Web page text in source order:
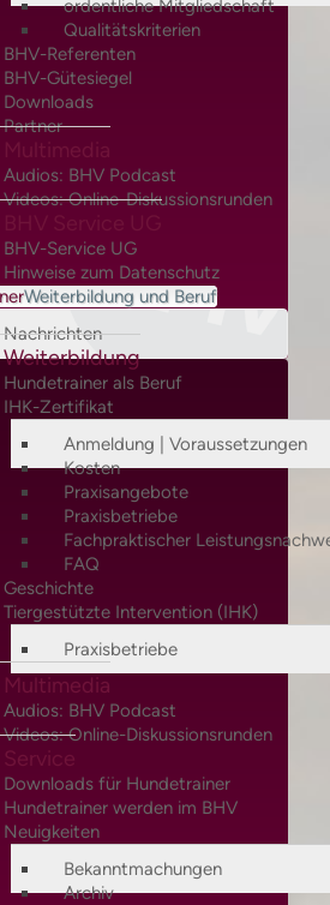
ordentliche Mitgliedschaft
Qualitätskriterien
BHV-Referenten
BHV-Gütesiegel
Downloads
Partner
Audios: BHV Podcast
Videos: Online-Diskussionsrunden
BHV-Service UG
Hinweise zum Datenschutz
Weiterbildung und Beruf
Nachrichten
Weiterbildung
Hundetrainer als Beruf
IHK-Zertifikat
Anmeldung | Voraussetzungen
Kosten
Praxisangebote
Praxisbetriebe
Fachpraktischer
FAQ
Geschichte
Tiergestützte Intervention (IHK)
Praxisbetriebe
Multimedia
Audios: BHV Podcast
Videos: Online-Diskussionsrunden
Service
Downloads für Hundetrainer
Hundetrainer werden im BHV
Neuigkeiten
Bekanntmachungen
Archiv